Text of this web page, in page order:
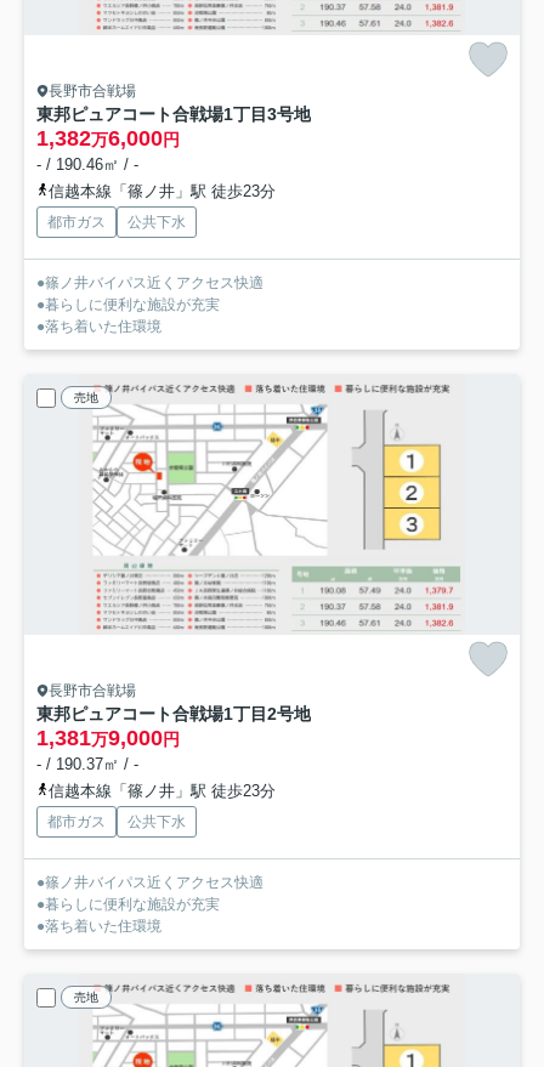
長野市合戦場
東邦ピュアコート合戦場1丁目3号地
1,382万6,000円
- / 190.46㎡ / -
信越本線「篠ノ井」駅 徒歩23分
都市ガス 公共下水
●篠ノ井バイパス近くアクセス快適
●暮らしに便利な施設が充実
●落ち着いた住環境
売地
長野市合戦場
東邦ピュアコート合戦場1丁目2号地
1,381万9,000円
- / 190.37㎡ / -
信越本線「篠ノ井」駅 徒歩23分
都市ガス 公共下水
●篠ノ井バイパス近くアクセス快適
●暮らしに便利な施設が充実
●落ち着いた住環境
売地